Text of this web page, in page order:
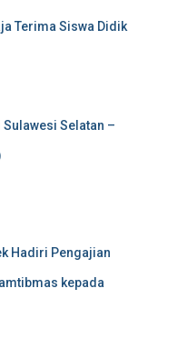
Terima Siswa Didik
Selatan –
Hadiri Pengajian
kepada